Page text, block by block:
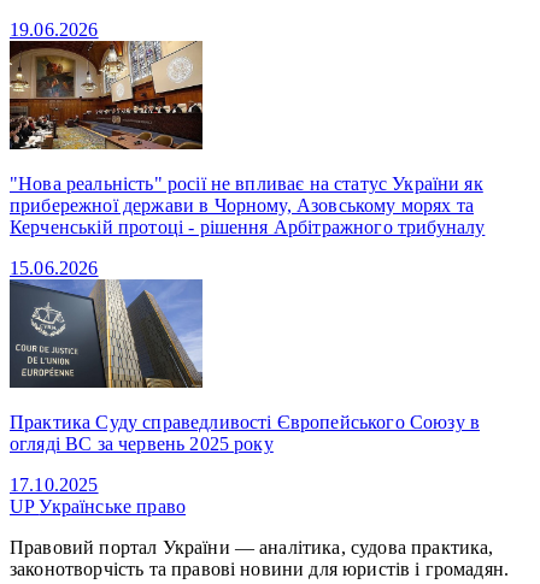
19.06.2026
"Нова реальність" росії не впливає на статус України як
прибережної держави в Чорному, Азовському морях та
Керченській протоці - рішення Арбітражного трибуналу
15.06.2026
Практика Суду справедливості Європейського Союзу в
огляді ВС за червень 2025 року
17.10.2025
UPУкраїнське право
Правовий портал України — аналітика, судова практика,
законотворчість та правові новини для юристів і громадян.